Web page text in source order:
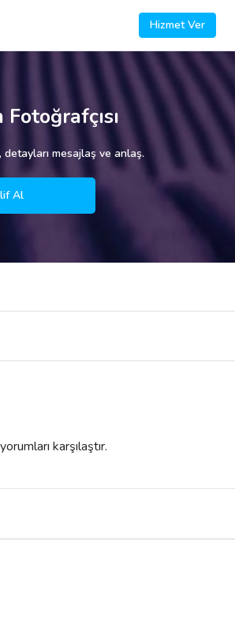
Hizmet Ver
mesajlaş ve anlaş.
Al
karşılaştır.